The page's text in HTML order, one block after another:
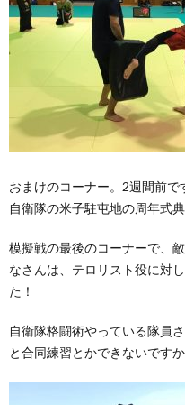
おまけのコーナー。2週間前
自衛隊の米子駐屯地の周年式
模擬戦の最後のコーナーで、
なさんは、テロリスト役に対
た！
自衛隊格闘術やっている隊員
と合同練習とかできないですか